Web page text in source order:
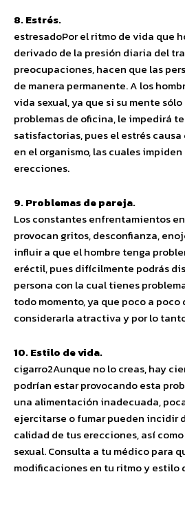
8. Estrés.
estresadoPor el ritmo de vida que
derivado de la presión diaria del
preocupaciones, hacen que las
de manera permanente. A los
vida sexual, ya que si su mente
problemas de oficina, le impedirá
satisfactorias, pues el estrés
en el organismo, las cuales
erecciones.
9. Problemas de pareja.
Los constantes enfrentamientos
provocan gritos, desconfianza,
influir a que el hombre tenga
eréctil, pues difícilmente podrás
persona con la cual tienes
todo momento, ya que poco a poco
considerarla atractiva y por lo
10. Estilo de vida.
cigarro2Aunque no lo creas, hay
podrían estar provocando esta
una alimentación inadecuada,
ejercitarse o fumar pueden incidir
calidad de tus erecciones, así
sexual. Consulta a tu médico para
modificaciones en tu ritmo y estilo